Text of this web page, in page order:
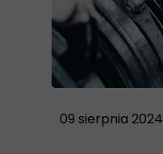
09 sierpnia 2024